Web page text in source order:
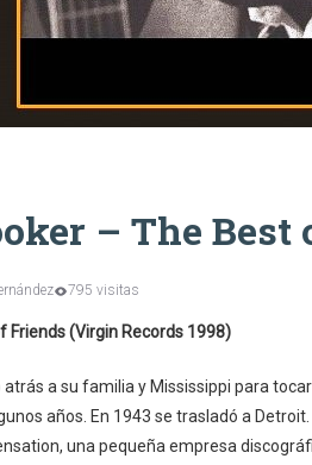
– The Best
795 visitas
Friends (Virgin Records 1998)
atrás a su familia y Mississippi para
años. En 1943 se trasladó a
una pequeña empresa